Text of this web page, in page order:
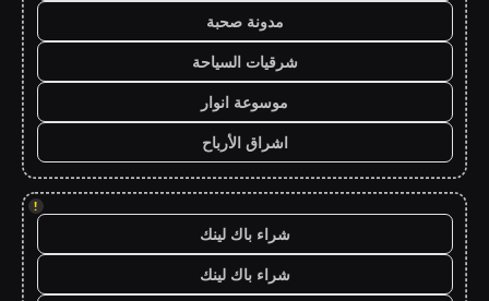
مدونة صحبة
شرقيات السياحة
موسوعة انوار
اشراق الأرباح
!
شراء باك لينك
شراء باك لينك